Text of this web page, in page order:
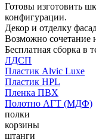
Готовы изготовить
конфигурации.
Декор и отделку
Возможно сочетание
Бесплатная сборка в
ЛДСП
Пластик Alvic Luxe
Пластик HPL
Пленка ПВХ
Полотно АГТ (МДФ)
полки
корзины
штанги